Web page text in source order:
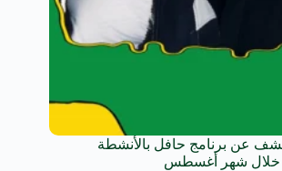
عن برنامج حافل بالأنشطة
خلال شهر أغسطس